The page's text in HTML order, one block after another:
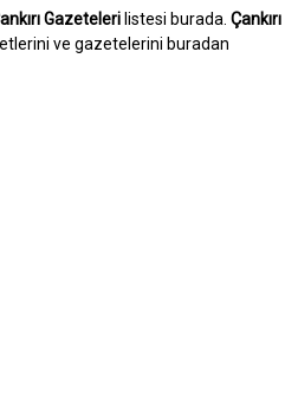
Gazeteleri listesi burada. Çankırı
ve gazetelerini buradan